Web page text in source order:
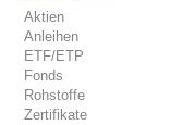
Aktien
Anleihen
ETF/ETP
Fonds
Rohstoffe
Zertifikate